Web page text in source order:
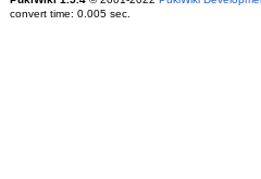
convert time: 0.005 sec.